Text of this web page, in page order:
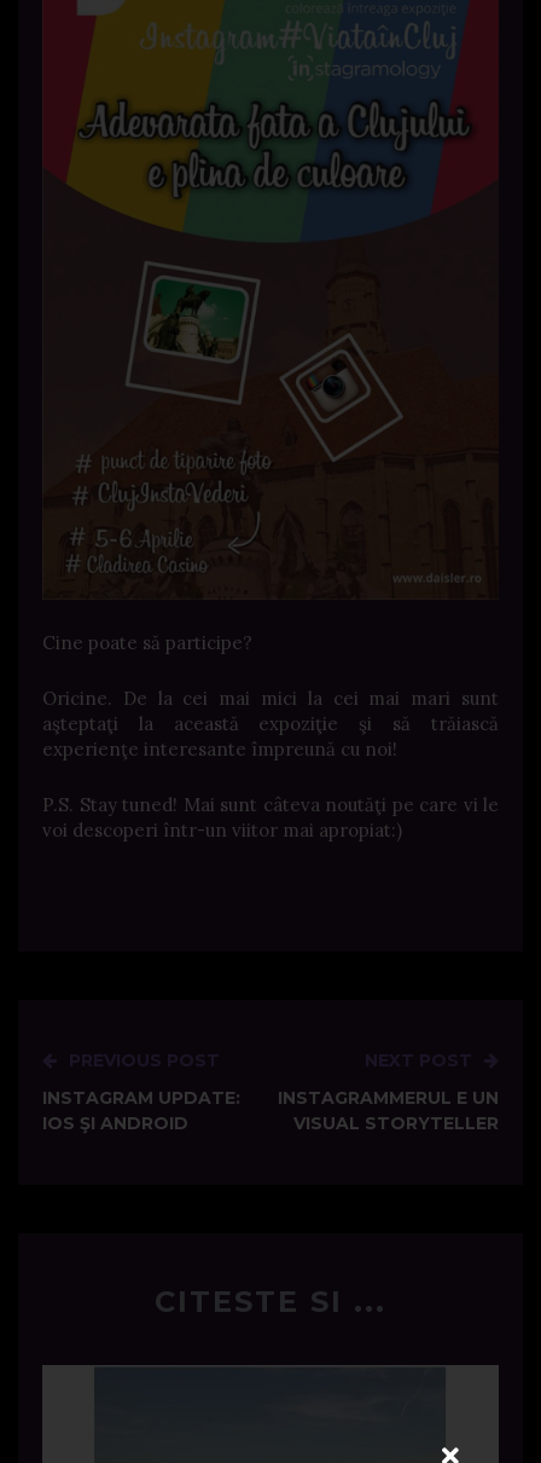
Cine poate să participe?
Oricine. De la cei mai mici la cei mai mari sunt
aşteptaţi la această expoziţie şi să trăiască
experienţe interesante împreună cu noi!
P.S. Stay tuned! Mai sunt câteva noutăţi pe care vi le
voi descoperi într-un viitor mai apropiat:)
Post
navigation
PREVIOUS POST
INSTAGRAM UPDATE:
IOS ŞI ANDROID
NEXT POST
INSTAGRAMMERUL E UN
VISUAL STORYTELLER
CITESTE SI ...